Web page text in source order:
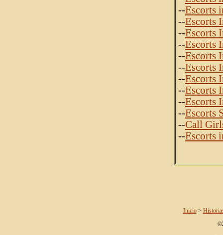
--Escorts
--Escorts
--Escorts
--Escorts
--Escorts
--Escorts
--Escorts
--Escorts
--Escorts
--Escorts
--Call
--Escorts
Inicio>